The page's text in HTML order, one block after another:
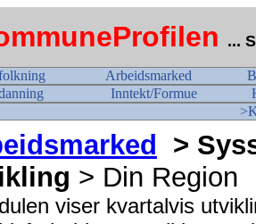
...
Arbeidsmarked
Inntekt/Formue
>
> Din Region
viser kvartalvis